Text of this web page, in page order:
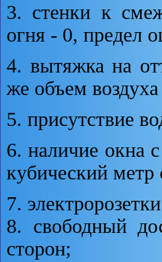
3. стенки к
огня - 0, предел
4. вытяжка на
же объем
5. присутствие
6. наличие окна
кубический метр
7.
8. свободный
сторон;